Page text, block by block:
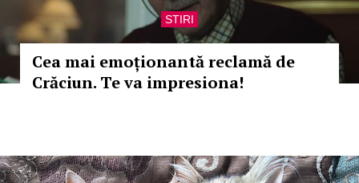
STIRI
Cea mai emoționantă reclamă de
Crăciun. Te va impresiona!